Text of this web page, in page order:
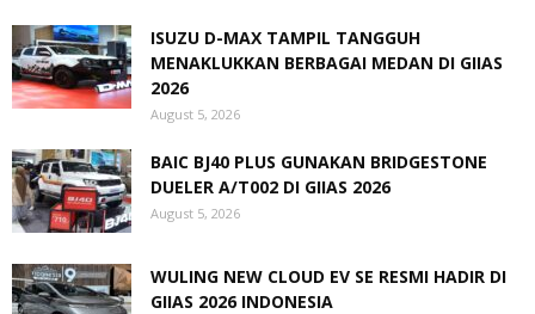
ISUZU D-MAX TAMPIL TANGGUH
MENAKLUKKAN BERBAGAI MEDAN DI GIIAS
2026
August 5, 2026
BAIC BJ40 PLUS GUNAKAN BRIDGESTONE
DUELER A/T002 DI GIIAS 2026
August 5, 2026
WULING NEW CLOUD EV SE RESMI HADIR DI
GIIAS 2026 INDONESIA